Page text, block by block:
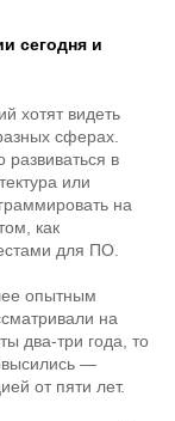
сегодня и
хотят видеть
сферах.
развиваться в
или
на
как
для ПО.
опытным
на
два-три года, то
—
от пяти лет.